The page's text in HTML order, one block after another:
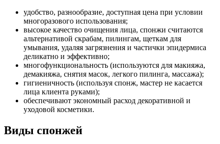
удобство, разнообразие, доступная цена при условии
многоразового использования;
высокое качество очищения лица, спонжи считаются
альтернативой скрабам, пилингам, щеткам для
умывания, удаляя загрязнения и частички эпидермиса
деликатно и эффективно;
многофункциональность (используются для макияжа,
демакияжа, снятия масок, легкого пилинга, массажа);
гигиеничность (используя спонж, мастер не касается
лица клиента руками);
обеспечивают экономный расход декоративной и
уходовой косметики.
Виды спонжей